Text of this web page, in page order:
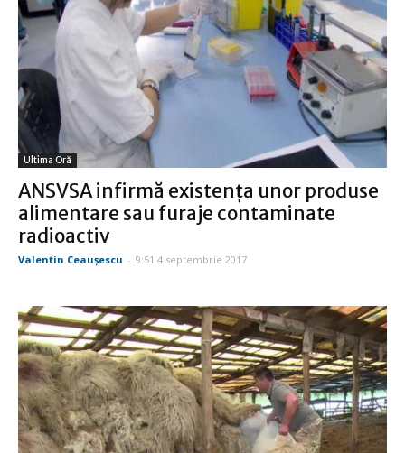
Ultima Oră
ANSVSA infirmă existenţa unor produse
alimentare sau furaje contaminate
radioactiv
Valentin Ceauşescu - 9:51 4 septembrie 2017